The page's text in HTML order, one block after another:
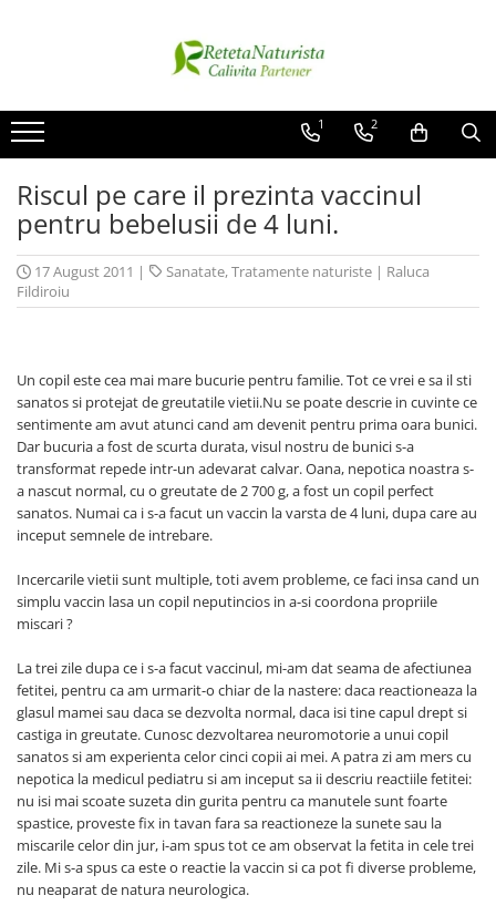
Categorii Populare
Antivirale / Antigripale
Antistress / Stare depresie
Pentru Digestie
Slabit / Obezitate / Celulita
Vitamine / Multivitamine
Vitamine
Contact / Despre Noi
Contact
Despre noi
Livrare
1 2
Riscul pe care il prezinta vaccinul
pentru bebelusii de 4 luni.
17 August 2011 | Sanatate,Tratamente naturiste | Raluca
Fildiroiu
Un copil este cea mai mare bucurie pentru familie. Tot ce vrei e sa il sti
sanatos si protejat de greutatile vietii.Nu se poate descrie in cuvinte ce
sentimente am avut atunci cand am devenit pentru prima oara bunici.
Dar bucuria a fost de scurta durata, visul nostru de bunici s-a
transformat repede intr-un adevarat calvar. Oana, nepotica noastra s-
a nascut normal, cu o greutate de 2 700 g, a fost un copil perfect
sanatos. Numai ca i s-a facut un vaccin la varsta de 4 luni, dupa care au
inceput semnele de intrebare.
Incercarile vietii sunt multiple, toti avem probleme, ce faci insa cand un
simplu vaccin lasa un copil neputincios in a-si coordona propriile
miscari ?
La trei zile dupa ce i s-a facut vaccinul, mi-am dat seama de afectiunea
fetitei, pentru ca am urmarit-o chiar de la nastere: daca reactioneaza la
glasul mamei sau daca se dezvolta normal, daca isi tine capul drept si
castiga in greutate. Cunosc dezvoltarea neuromotorie a unui copil
sanatos si am experienta celor cinci copii ai mei. A patra zi am mers cu
nepotica la medicul pediatru si am inceput sa ii descriu reactiile fetitei:
nu isi mai scoate suzeta din gurita pentru ca manutele sunt foarte
spastice, proveste fix in tavan fara sa reactioneze la sunete sau la
miscarile celor din jur, i-am spus tot ce am observat la fetita in cele trei
zile. Mi s-a spus ca este o reactie la vaccin si ca pot fi diverse probleme,
nu neaparat de natura neurologica.